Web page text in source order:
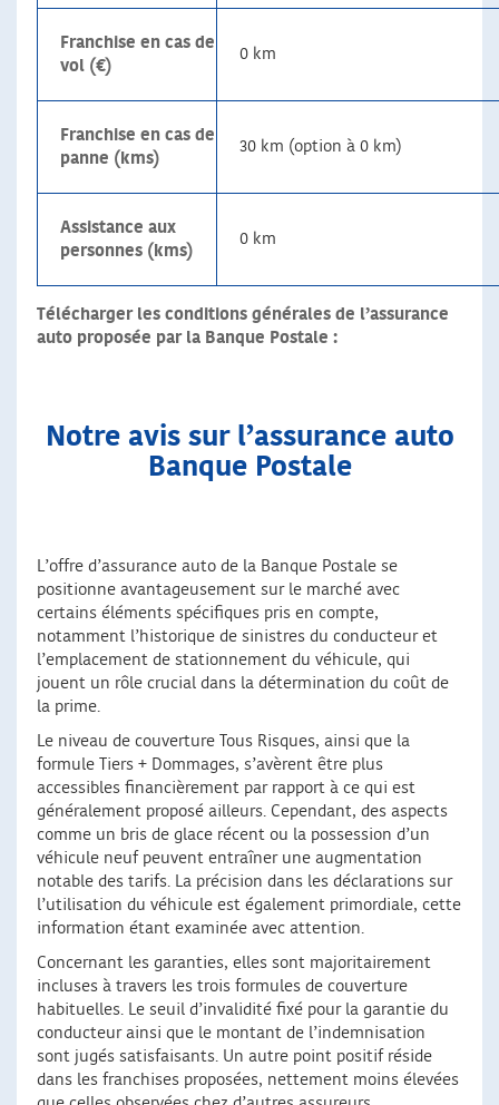
Franchise en cas de
vol (€)
0 km
Franchise en cas de
panne (kms)
30 km (option à 0 km)
Assistance aux
personnes (kms)
0 km
Télécharger les conditions générales de l’assurance
auto proposée par la Banque Postale :
Notre avis sur l’assurance auto
Banque Postale
L’offre d’assurance auto de la Banque Postale se
positionne avantageusement sur le marché avec
certains éléments spécifiques pris en compte,
notamment l’historique de sinistres du conducteur et
l’emplacement de stationnement du véhicule, qui
jouent un rôle crucial dans la détermination du coût de
la prime.
Le niveau de couverture Tous Risques, ainsi que la
formule Tiers + Dommages, s’avèrent être plus
accessibles financièrement par rapport à ce qui est
généralement proposé ailleurs. Cependant, des aspects
comme un bris de glace récent ou la possession d’un
véhicule neuf peuvent entraîner une augmentation
notable des tarifs. La précision dans les déclarations sur
l’utilisation du véhicule est également primordiale, cette
information étant examinée avec attention.
Concernant les garanties, elles sont majoritairement
incluses à travers les trois formules de couverture
habituelles. Le seuil d’invalidité fixé pour la garantie du
conducteur ainsi que le montant de l’indemnisation
sont jugés satisfaisants. Un autre point positif réside
dans les franchises proposées, nettement moins élevées